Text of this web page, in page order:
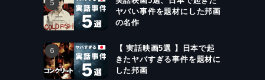
ヤバい事件を題材にした邦画
の名作
【 実話映画5選 】日本で起
きたヤバすぎる事件を題材に
した邦画